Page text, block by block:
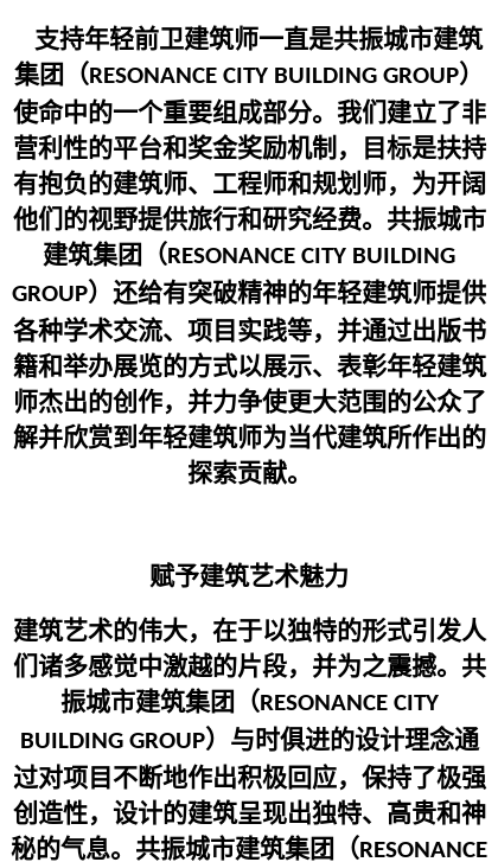
支持年轻前卫建筑师一直是共振城市建筑
集团（ RESONANCE CITY BUILDING GROUP）
使命中的一个重要组成部分。我们建立了非
营利性的平台和奖金奖励机制，目标是扶持
有抱负的建筑师、工程师和规划师，为开阔
他们的视野提供旅行和研究经费。共振城市
建筑集团（ RESONANCE CITY BUILDING
GROUP）还给有突破精神的年轻建筑师提供
各种学术交流、项目实践等，并通过出版书
籍和举办展览的方式以展示、表彰年轻建筑
师杰出的创作，并力争使更大范围的公众了
解并欣赏到年轻建筑师为当代建筑所作出的
探索贡献。
赋予建筑艺术魅力
建筑艺术的伟大，在于以独特的形式引发人
们诸多感觉中激越的片段，并为之震撼。共
振城市建筑集团（ RESONANCE CITY
BUILDING GROUP）与时俱进的设计理念通
过对项目不断地作出积极回应，保持了极强
创造性，设计的建筑呈现出独特、高贵和神
秘的气息。共振城市建筑集团（ RESONANCE